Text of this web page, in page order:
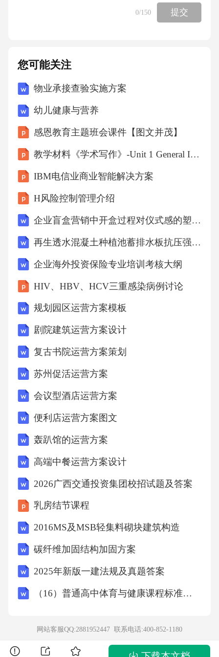
0/150 提交
您可能关注
物业承接查验实施方案
幼儿健康与营养
感恩教育主题班会课件【图文并茂】
教学材料《学术写作》-Unit 1 General Introduction to Academic Writing
IBM电信业商业智能解决方案
H风险控制管理介绍
企业盲盒营销中开盒过程对仪式感的塑造研究报告
再生透水混凝土种植池蓄排水板抗压强度监理细则
企业海外投资保险专业培训考核大纲
HIV、HBV、HCV三重感染病例讨论
规划园区运营方案模板
剧院建筑运营方案设计
复古书院运营方案策划
苏州促活运营方案
会议型酒店运营方案
便利店运营方案图文
轰趴馆的运营方案
高端中餐运营方案设计
2026广西交通投资集团校招试题及答案
乳房结节课程
2016MS及MSB轻集料砌块建筑构造
碳纤维加固结构加固方案
2025年新版一建法规及真题答案
（16）普通高中体育与健康课程标准日常修订版（2017年版2025年修订）
网站客服QQ:2881952447 联系电话:400-852-1180